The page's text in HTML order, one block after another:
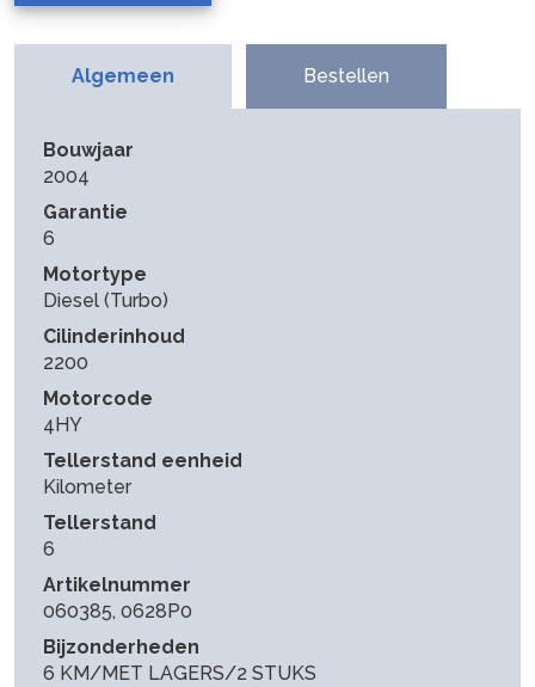
Algemeen Bestellen
Bouwjaar
2004
Garantie
6
Motortype
Diesel (Turbo)
Cilinderinhoud
2200
Motorcode
4HY
Tellerstand eenheid
Kilometer
Tellerstand
6
Artikelnummer
060385, 0628P0
Bijzonderheden
6 KM/MET LAGERS/2 STUKS